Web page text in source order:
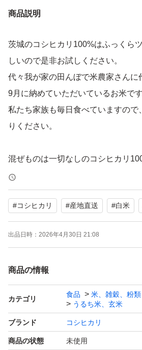
商品説明
茨城のコシヒカリ100%はふっくら
しいので是非お試しください。
代々我が家の田んぼで米農家さんに
9月に納めていただいているお米です
私たち家族も毎日食べていますので
りください。
混ぜものは一切なしのコシヒカリ
※米袋入り→ジップ入りに変更でき
知らせください
※玄米でのお届けも可能です。
※３キロも出品中です
名称 令和7年度茨城県産
うるち米
原材料名 コシヒカリ 100％
内容量 ５kg
保存方法 冷暗所
#コシヒカリ #産地直送 #白米
出品日時： 2026年4月30日 21:08
商品の情報
カテゴリ
食品 米、雑穀、粉類
うるち米、玄米
ブランド コシヒカリ
商品の状態 未使用